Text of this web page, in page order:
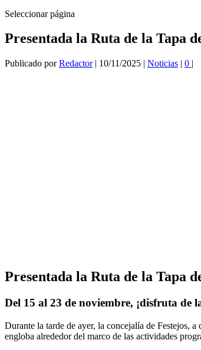
Seleccionar página
Presentada la Ruta de la Tapa
Publicado porRedactor| 10/11/2025 | Noticias | 0 |
Presentada la Ruta de la Tapa
Del 15 al 23 de noviembre, ¡disfruta de
Durante la tarde de ayer, la concejalía de Festejos,
engloba alrededor del marco de las actividades